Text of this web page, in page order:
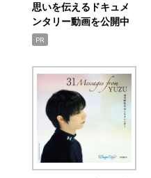
思いを伝えるドキュメ
ンタリー動画を公開中
PR